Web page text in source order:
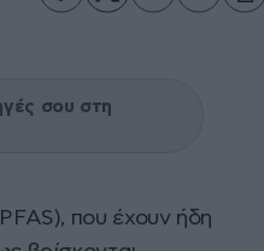
σου στη
που έχουν ήδη